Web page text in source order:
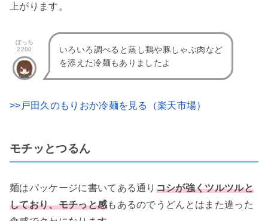
上がります。
ぼっち
2200
いろいろ調べると蒸し鶏や豚しゃぶ肉など
を添えた冷麺もありましたよ
>>戸田久のもりおか冷麺を見る（楽天市場）
モチッとつるん
麺はパッケージに書いてある通り コシが強くツルツルと
しており、モチっと感もあるのでうどんとはまた違った